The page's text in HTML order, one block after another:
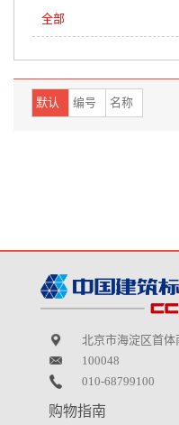
全部
默认 编号 名称
北京市海淀区首
100048
010-68799100
购物指南